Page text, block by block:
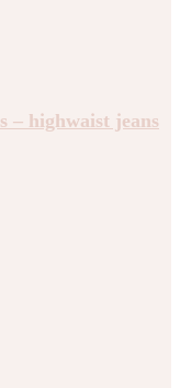
– highwaist jeans